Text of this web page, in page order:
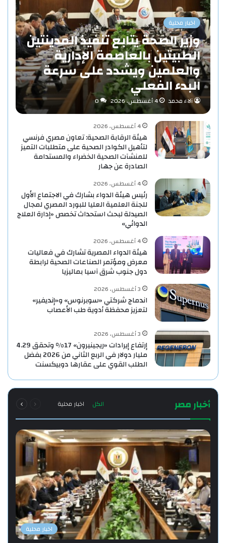
اخبار محلية
وزير الصحة يتابع تنفيذ المدينتين
الطبيتين بالعاصمة الإدارية
والعلمين ويشدد على سرعة
البدء الفعلي
آلاء محمد 4 أغسطس، 2026 0
4 أغسطس، 2026
هيئة الرقابة الصحية: تعاون مصري فرنسي
لتأهيل الكوادر الصحية على متطلبات التميز
للمنشآت الصحية الخضراء والمستدامة
الصادرة عن جهار
4 أغسطس، 2026
رئيس هيئة الدواء بشارك في الاجتماع الأول
للجنة العلمية العليا للبورد المصري لمجال
الصيدلة لبحث استحداث تخصص «إدارة العلاج
الدوائي»
4 أغسطس، 2026
هيئة الدواء المصرية تشارك في فعاليات
معرض ومؤتمر الصناعات الصحية لرابطة
دول جنوب شرق آسيا بماليزيا
3 أغسطس، 2026
اندماج شركتي «سوبرنوس» و«إنديفير»
لتعزيز محفظة أدوية طب الأعصاب
3 أغسطس، 2026
إرتفاع إيرادات «ريجينيرون» 17% وتحقق 4.29
مليار دولار في الربع الثاني من 2026 بفضل
الطلب القوي على عقارها دوبيكسنت
أخبار مصر الكل اخبار محلية الصفحةالصفحة
اخبار محلية